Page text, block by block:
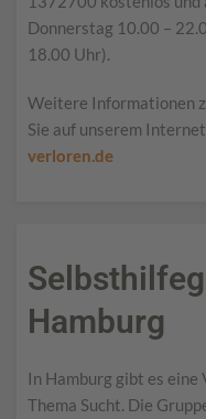
Donnerstag 10.00 –
18.00 Uhr).
Weitere Informationen
Sie auf unserem
verloren.de
Hamburg
In Hamburg gibt es
Thema Sucht. Die